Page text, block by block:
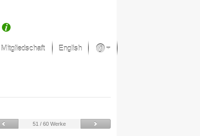
Mitgliedschaft English
Kunsthäuser
51 / 60 Werke